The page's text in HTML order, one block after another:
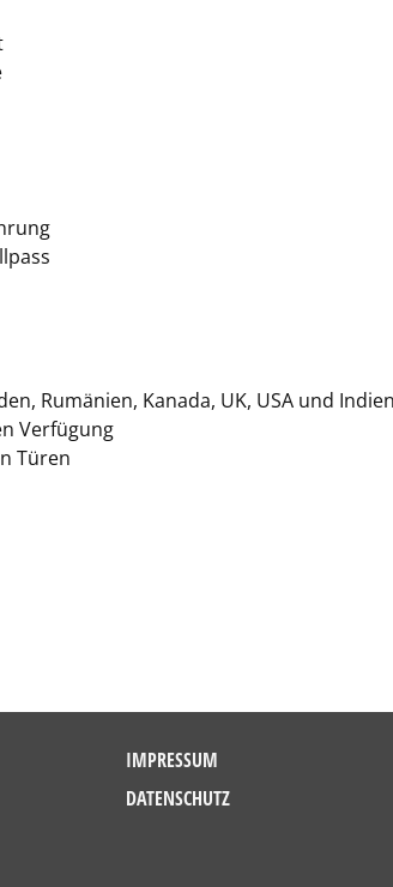
Rumänien, Kanada, UK, USA und Indien
Verfügung
Türen
IMPRESSUM
DATENSCHUTZ